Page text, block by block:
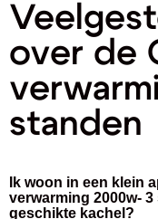
over de
standen
Ik woon in een klein
verwarming 2000w-
geschikte kachel?